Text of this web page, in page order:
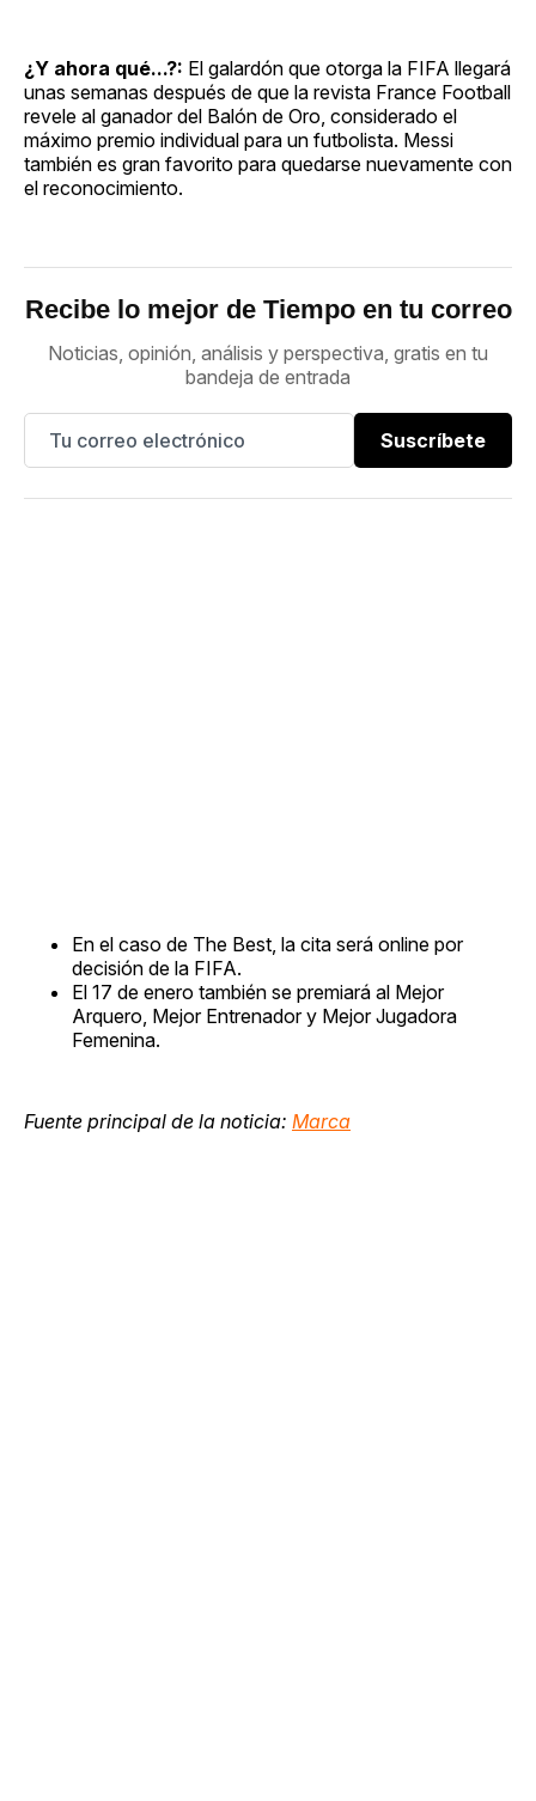
¿Y ahora qué...?: El galardón que otorga la FIFA llegará
unas semanas después de que la revista France Football
revele al ganador del Balón de Oro, considerado el
máximo premio individual para un futbolista. Messi
también es gran favorito para quedarse nuevamente con
el reconocimiento.
Recibe lo mejor de Tiempo en tu correo
Noticias, opinión, análisis y perspectiva, gratis en tu
bandeja de entrada
Suscríbete
En el caso de The Best, la cita será online por
decisión de la FIFA.
El 17 de enero también se premiará al Mejor
Arquero, Mejor Entrenador y Mejor Jugadora
Femenina.
Fuente principal de la noticia: Marca